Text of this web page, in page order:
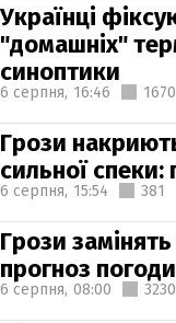
Українці
"домашніх"
синоптики
6 серпня, 16:46 1670
Грози
сильної спеки:
6 серпня, 15:54 381
Грози
прогноз
6 серпня, 08:00 3230